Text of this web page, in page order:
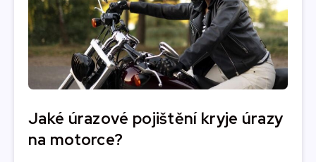
Jaké úrazové pojištění kryje úrazy
na motorce?